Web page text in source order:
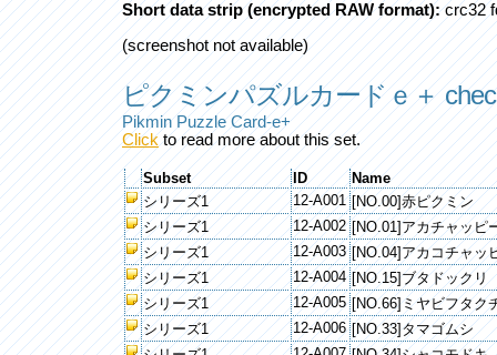
Short data strip (encrypted RAW format):crc32
(screenshot not available)
ピクミンパズルカードｅ＋
Pikmin Puzzle Card-e+
Clickto read more about this set.
Subset ID
Name
シリーズ1
12-A001 [NO.00]赤ピクミン
シリーズ1
12-A002 [NO.01]アカチャッピ
シリーズ1
12-A003 [NO.04]アカコチャッ
シリーズ1
12-A004 [NO.15]ブタドックリ
シリーズ1
12-A005 [NO.66]ミヤビフタク
シリーズ1
12-A006 [NO.33]タマゴムシ